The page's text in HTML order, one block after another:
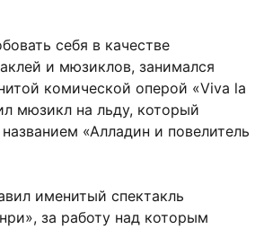
себя в качестве
и мюзиклов, занимался
комической оперой «Viva la
мюзикл на льду, который
«Алладин и повелитель
именитый спектакль
за работу над которым